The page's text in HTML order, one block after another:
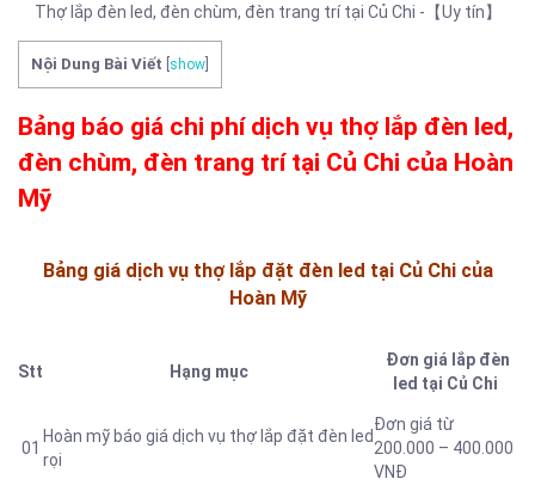
Thợ lắp đèn led, đèn chùm, đèn trang trí tại Củ Chi -【Uy tín】
Nội Dung Bài Viết show
Bảng báo giá chi phí dịch vụ thợ lắp đèn led,
đèn chùm, đèn trang trí tại Củ Chi của Hoàn
Mỹ
Bảng giá dịch vụ thợ lắp đặt đèn led tại Củ Chi của
Hoàn Mỹ
Stt Hạng mục
Đơn giá lắp đèn
led tại Củ Chi
01
Hoàn mỹ báo giá dịch vụ thợ lắp đặt đèn led
rọi
Đơn giá từ
200.000 – 400.000
VNĐ